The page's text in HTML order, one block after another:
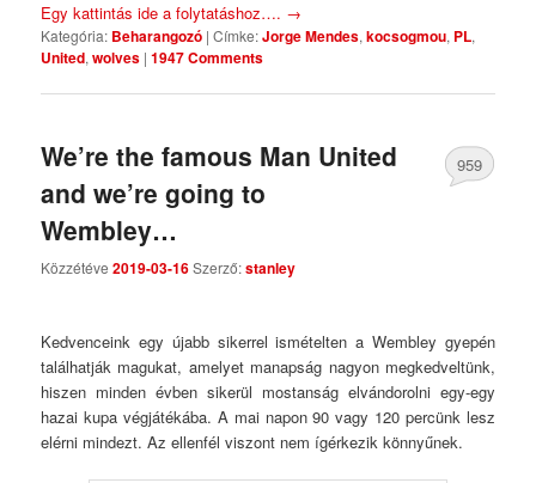
Egy kattintás ide a folytatáshoz…. →
Kategória: Beharangozó |Címke:Jorge Mendes,kocsogmou, PL,
United,wolves |1947 Comments
We’re the famous Man United
and we’re going to
Wembley…
Közzétéve2019-03-16Szerző:stanley
959
Kedvenceink egy újabb sikerrel ismételten a Wembley gyepén
találhatják magukat, amelyet manapság nagyon megkedveltünk,
hiszen minden évben sikerül mostanság elvándorolni egy-egy
hazai kupa végjátékába. A mai napon 90 vagy 120 percünk lesz
elérni mindezt. Az ellenfél viszont nem ígérkezik könnyűnek.